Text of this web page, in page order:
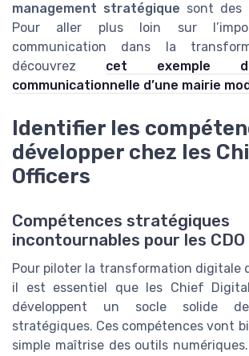
management stratégique sont des
Pour aller plus loin sur
communication dans la
découvrez cet exemple
communicationnelle d’une mairie
Identifier les
développer chez les
Officers
Compétences stratégiques
incontournables pour les CDO
Pour piloter la transformation digitale
il est essentiel que les Chief Digital
développent un socle solide de
stratégiques. Ces compétences vont
simple maîtrise des outils